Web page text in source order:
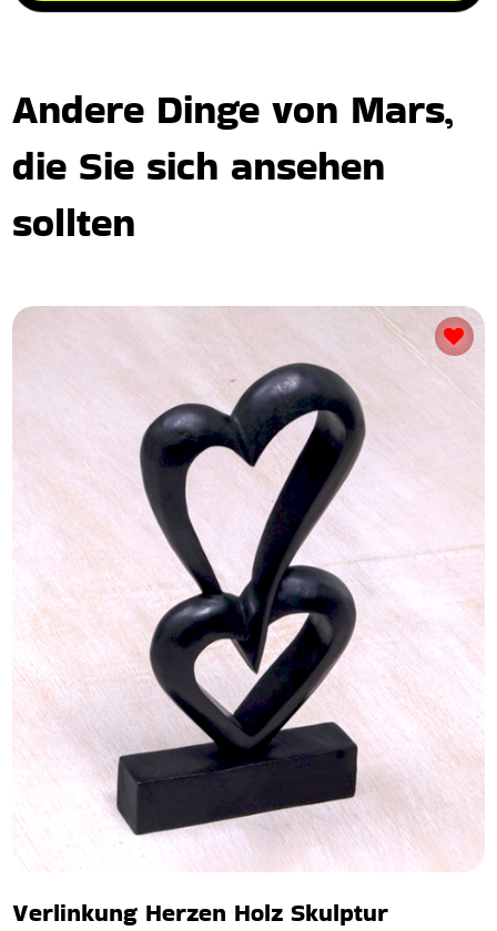
Andere Dinge von Mars,
die Sie sich ansehen
sollten
Verlinkung Herzen Holz Skulptur